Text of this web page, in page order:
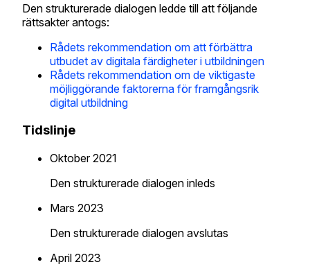
Den strukturerade dialogen ledde till att följande
rättsakter antogs:
Rådets rekommendation om att förbättra
utbudet av digitala färdigheter i utbildningen
Rådets rekommendation om de viktigaste
möjliggörande faktorerna för framgångsrik
digital utbildning
Tidslinje
Oktober 2021
Den strukturerade dialogen inleds
Mars 2023
Den strukturerade dialogen avslutas
April 2023